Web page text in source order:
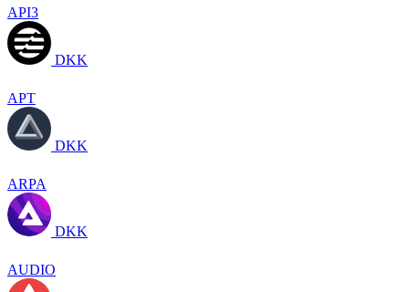
API3
DKK
APT
DKK
ARPA
DKK
AUDIO